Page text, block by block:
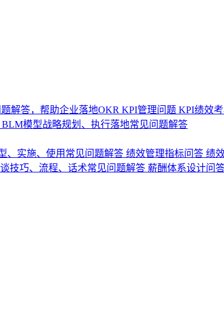
解答，帮助企业落地OKR KPI管理问题 KPI绩效
BLM模型战略规划、执行落地常见问题解答
、实施、使用常见问题解答 绩效管理指标问答 绩
技巧、流程、话术常见问题解答 薪酬体系设计问